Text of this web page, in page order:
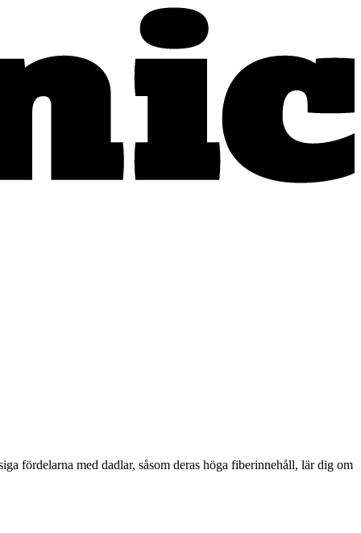
fördelarna med dadlar, såsom deras höga fiberinnehåll, lär dig om